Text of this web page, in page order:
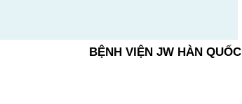
BỆNH VIỆN JW HÀN QUỐC